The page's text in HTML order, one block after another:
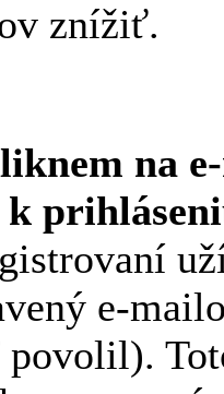
znížiť.
na
k
e-